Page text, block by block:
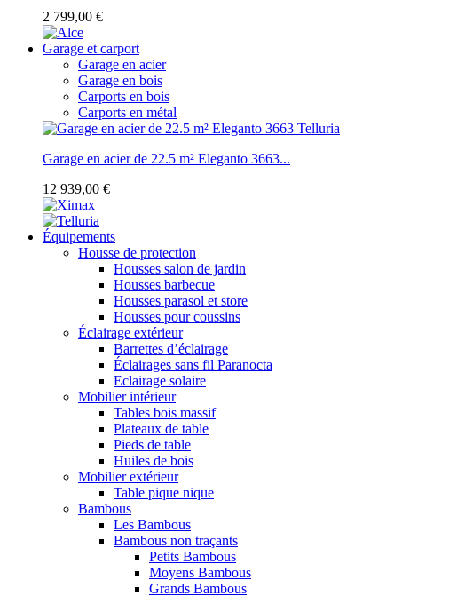
2 799,00 €
Garage et carport
Garage en acier
Garage en bois
Carports en bois
Carports en métal
Garage en acier de 22.5 m² Eleganto 3663...
12 939,00 €
Équipements
Housse de protection
Housses salon de jardin
Housses barbecue
Housses parasol et store
Housses pour coussins
Éclairage extérieur
Barrettes d’éclairage
Éclairages sans fil Paranocta
Eclairage solaire
Mobilier intérieur
Tables bois massif
Plateaux de table
Pieds de table
Huiles de bois
Mobilier extérieur
Table pique nique
Bambous
Les Bambous
Bambous non traçants
Petits Bambous
Moyens Bambous
Grands Bambous